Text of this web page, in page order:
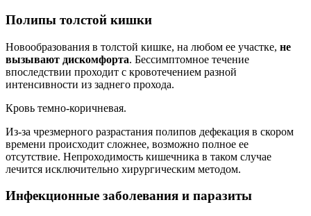
Полипы толстой кишки
Новообразования в толстой кишке, на любом ее участке, не
вызывают дискомфорта. Бессимптомное течение
впоследствии проходит с кровотечением разной
интенсивности из заднего прохода.
Кровь темно-коричневая.
Из-за чрезмерного разрастания полипов дефекация в скором
времени происходит сложнее, возможно полное ее
отсутствие. Непроходимость кишечника в таком случае
лечится исключительно хирургическим методом.
Инфекционные заболевания и паразиты